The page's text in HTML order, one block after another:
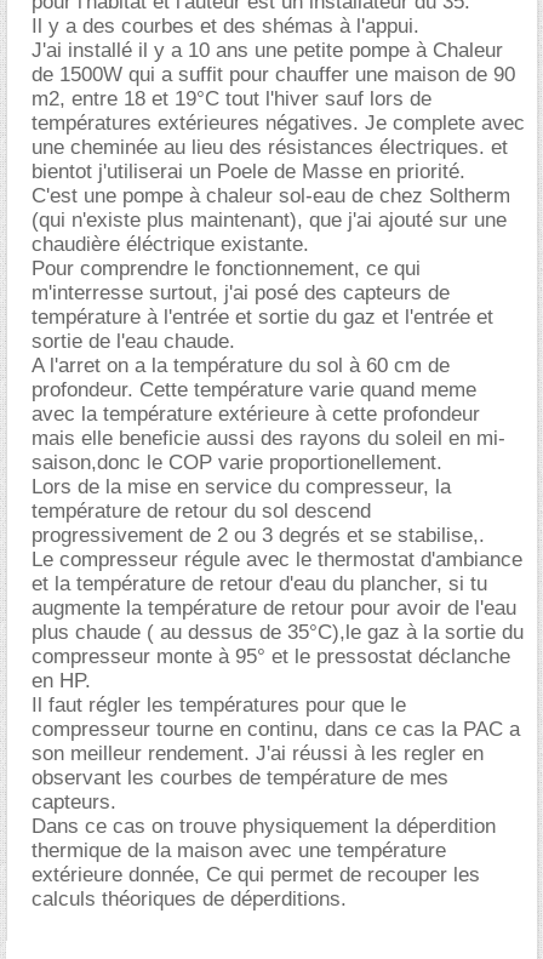
Il y a des courbes et des shémas à l'appui.
J'ai installé il y a 10 ans une petite pompe à Chaleur
de 1500W qui a suffit pour chauffer une maison de 90
m2, entre 18 et 19°C tout l'hiver sauf lors de
températures extérieures négatives. Je complete avec
une cheminée au lieu des résistances électriques. et
bientot j'utiliserai un Poele de Masse en priorité.
C'est une pompe à chaleur sol-eau de chez Soltherm
(qui n'existe plus maintenant), que j'ai ajouté sur une
chaudière éléctrique existante.
Pour comprendre le fonctionnement, ce qui
m'interresse surtout, j'ai posé des capteurs de
température à l'entrée et sortie du gaz et l'entrée et
sortie de l'eau chaude.
A l'arret on a la température du sol à 60 cm de
profondeur. Cette température varie quand meme
avec la température extérieure à cette profondeur
mais elle beneficie aussi des rayons du soleil en mi-
saison,donc le COP varie proportionellement.
Lors de la mise en service du compresseur, la
température de retour du sol descend
progressivement de 2 ou 3 degrés et se stabilise,.
Le compresseur régule avec le thermostat d'ambiance
et la température de retour d'eau du plancher, si tu
augmente la température de retour pour avoir de l'eau
plus chaude ( au dessus de 35°C),le gaz à la sortie du
compresseur monte à 95° et le pressostat déclanche
en HP.
Il faut régler les températures pour que le
compresseur tourne en continu, dans ce cas la PAC a
son meilleur rendement. J'ai réussi à les regler en
observant les courbes de température de mes
capteurs.
Dans ce cas on trouve physiquement la déperdition
thermique de la maison avec une température
extérieure donnée, Ce qui permet de recouper les
calculs théoriques de déperditions.